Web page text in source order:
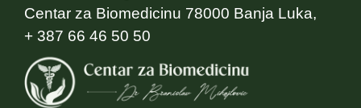
Centar za Biomedicinu 78000 Banja Luka,
+ 387 66 46 50 50